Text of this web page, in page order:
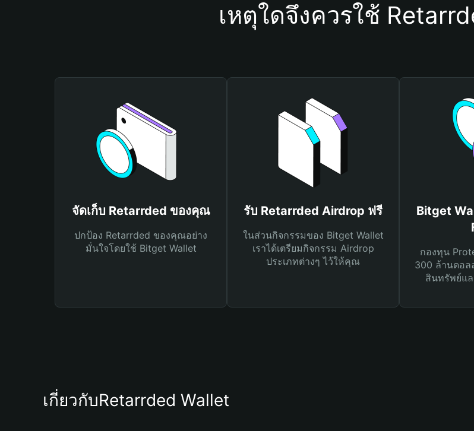
เหตุใดจึงควรใช้
จัดเก็บ Retarrded ของคุณ
ปกป้อง Retarrded ของคุณอย่าง
มั่นใจโดยใช้ Bitget Wallet
รับ Retarrded Airdrop ฟรี
ในส่วนกิจกรรมของ Bitget Wallet
เราได้เตรียมกิจกรรม Airdrop
ประเภทต่างๆ ไว้ให้คุณ
Bitget
กองทุน
300 ล้านดอล
สินทรัพย์แ
เกี่ยวกับRetarrded Wallet